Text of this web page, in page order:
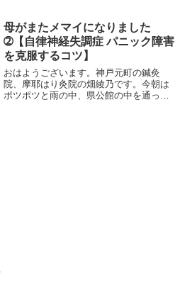
母がまたメマイになりました
➁【自律神経失調症 パニック障害
を克服するコツ】
おはようございます。神戸元町の鍼灸
院、摩耶はり灸院の畑綾乃です。今朝は
ポツポツと雨の中、県公館の中を通って